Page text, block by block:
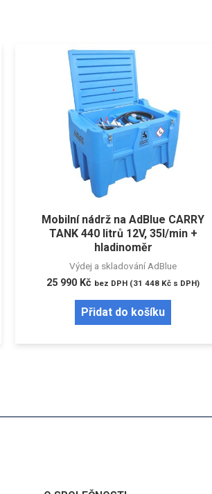
Mobilní nádrž na AdBlue CARRY
TANK 440 litrů 12V, 35l/min +
hladinoměr
Výdej a skladování AdBlue
25 990 Kč bez DPH (31 448 Kč s DPH)
Přidat do košíku